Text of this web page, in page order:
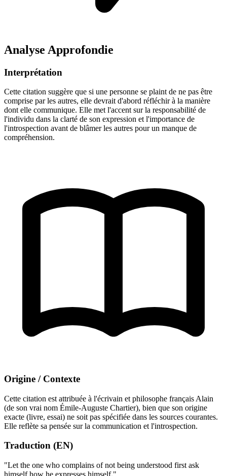
Analyse Approfondie
Interprétation
Cette citation suggère que si une personne se plaint de ne pas être
comprise par les autres, elle devrait d'abord réfléchir à la manière
dont elle communique. Elle met l'accent sur la responsabilité de
l'individu dans la clarté de son expression et l'importance de
l'introspection avant de blâmer les autres pour un manque de
compréhension.
Origine / Contexte
Cette citation est attribuée à l'écrivain et philosophe français Alain
(de son vrai nom Émile-Auguste Chartier), bien que son origine
exacte (livre, essai) ne soit pas spécifiée dans les sources courantes.
Elle reflète sa pensée sur la communication et l'introspection.
Traduction (EN)
"Let the one who complains of not being understood first ask
himself how he expresses himself."